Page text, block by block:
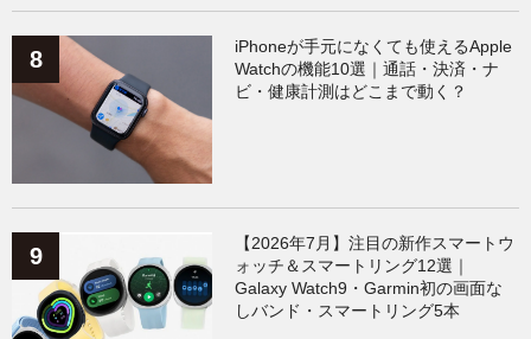
iPhoneが手元になくても使えるApple
Watchの機能10選｜通話・決済・ナ
ビ・健康計測はどこまで動く？
【2026年7月】注目の新作スマートウ
ォッチ＆スマートリング12選｜
Galaxy Watch9・Garmin初の画面な
しバンド・スマートリング5本